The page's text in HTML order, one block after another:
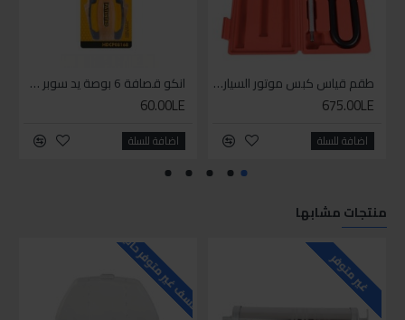
طقم قياس كبس موتور السياره 3 ق
675.00LE
اضافة للسلة
انكو قصافة 6 بوصة يد سوبر وان
60.00LE
اضافة للسلة
منتجات مشابها
غير متوفر للاسف غير متوفر حاليا